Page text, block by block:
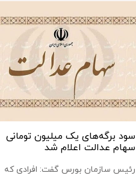
سود برگه‌های یک میلیون تومانی
سهام عدالت اعلام شد
رئیس سازمان بورس گفت: افرادی که